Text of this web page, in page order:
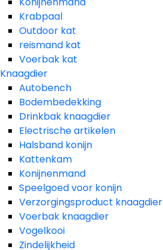
Krabpaal​
Outdoor kat
reismand kat​
Voerbak kat
Knaagdier
Autobench
Bodembedekking
Drinkbak knaagdier
Electrische artikelen
Halsband konijn
Kattenkam
Konijnenmand
Speelgoed voor konijn​
Verzorgingsproduct knaagdier
Voerbak knaagdier
Vogelkooi
Zindelijkheid